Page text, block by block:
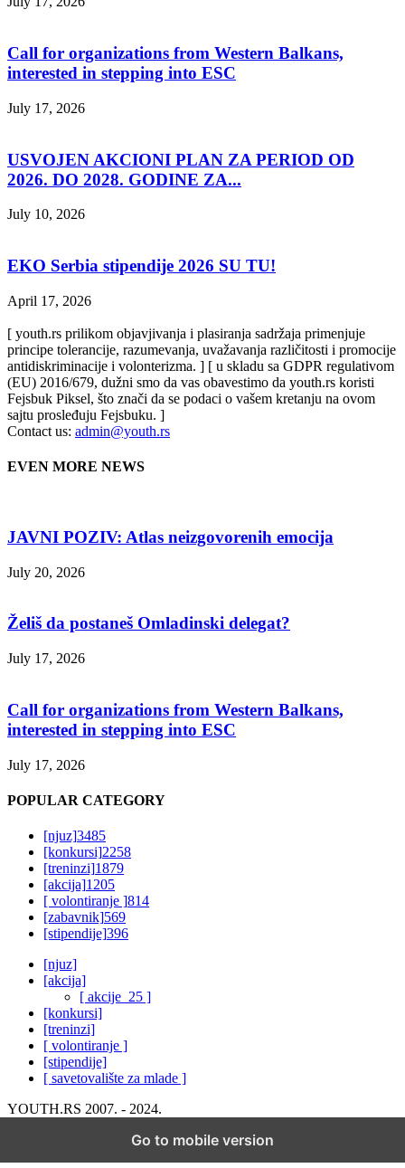
Call for organizations from Western Balkans,
interested in stepping into ESC
July 17, 2026
USVOJEN AKCIONI PLAN ZA PERIOD OD
2026. DO 2028. GODINE ZA...
July 10, 2026
EKO Serbia stipendije 2026 SU TU!
April 17, 2026
[ youth.rs prilikom objavjivanja i plasiranja sadržaja primenjuje
principe tolerancije, razumevanja, uvažavanja različitosti i promocije
antidiskriminacije i volonterizma. ] [ u skladu sa GDPR regulativom
(EU) 2016/679, dužni smo da vas obavestimo da youth.rs koristi
Fejsbuk Piksel, što znači da se podaci o vašem kretanju na ovom
sajtu prosleđuju Fejsbuku. ]
Contact us: admin@youth.rs
EVEN MORE NEWS
JAVNI POZIV: Atlas neizgovorenih emocija
July 20, 2026
Želiš da postaneš Omladinski delegat?
July 17, 2026
Call for organizations from Western Balkans,
interested in stepping into ESC
July 17, 2026
POPULAR CATEGORY
[njuz]3485
[konkursi]2258
[treninzi]1879
[akcija]1205
[ volontiranje ]814
[zabavnik]569
[stipendije]396
[njuz]
[akcija]
[ akcije_25 ]
[konkursi]
[treninzi]
[ volontiranje ]
[stipendije]
[ savetovalište za mlade ]
YOUTH.RS 2007. - 2024.
Go to mobile version